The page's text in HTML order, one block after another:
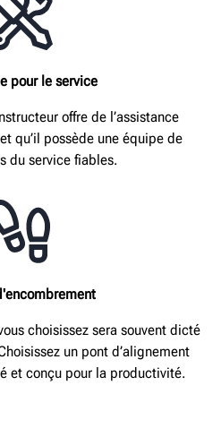
pour le service
offre de l’assistance
qu’il possède une équipe de
du service fiables.
choisissez sera souvent dicté
un pont d’alignement
et conçu pour la productivité.